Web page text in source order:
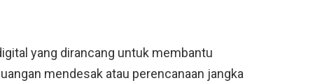
yang dirancang untuk membantu
mendesak atau perencanaan jangka